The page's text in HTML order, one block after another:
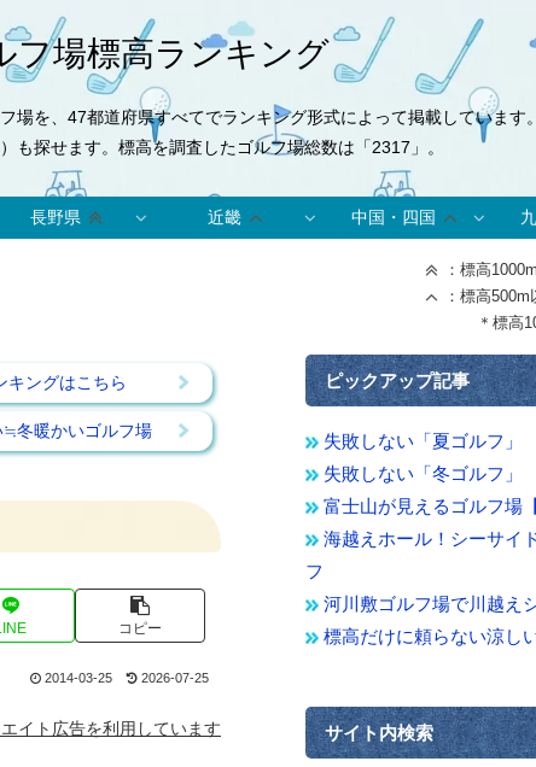
フ場標高ランキング
を、47都道府県すべてでランキング形式によって掲載しています。
探せます。標高を調査したゴルフ場総数は「2317」。
長野県 近畿 中国・四国
：標高
：標高
＊標高
キングはこちら
≒冬暖かいゴルフ場
コピー
2014-03-25 2026-07-25
イト広告を利用しています
ピックアップ記事
失敗しない「夏ゴルフ」
失敗しない「冬ゴルフ」
富士山が見えるゴルフ場
海越えホール！シーサイ
フ
河川敷ゴルフ場で川越え
標高だけに頼らない涼し
サイト内検索